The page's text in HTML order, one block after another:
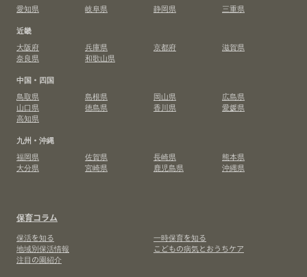
愛知県
岐阜県 静岡県
三重県
近畿
大阪府
兵庫県 京都府
滋賀県
奈良県
和歌山県
中国・四国
鳥取県
島根県 岡山県
広島県
山口県
徳島県 香川県
愛媛県
高知県
九州・沖縄
福岡県
佐賀県 長崎県
熊本県
大分県
宮崎県 鹿児島県 沖縄県
保育コラム
保活を知る
一時保育を知る
地域別保活情報
こどもの病気とおうちケア
注目の園紹介